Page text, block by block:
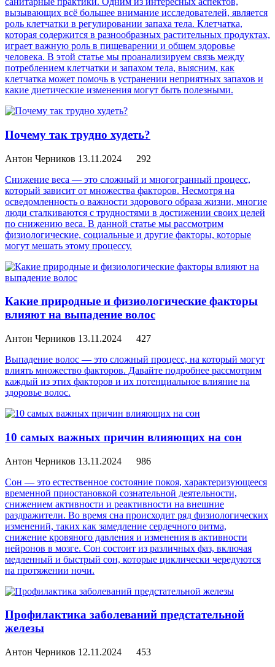
вызывающих всё большее внимание исследователей, является
роль клетчатки в регулировании запаха тела. Клетчатка,
которая содержится в разнообразных растительных продуктах,
играет важную роль в пищеварении и общем здоровье
человека. В этой статье мы проанализируем связь между
потреблением клетчатки и запахом тела, выясним, как
клетчатка может помочь в устранении неприятных запахов и
какие диетические изменения могут быть полезными.
Почему так трудно худеть?
Антон Черников 13.11.2024
292
Снижение веса — это сложный и многогранный процесс,
который зависит от множества факторов. Несмотря на
осведомленность о важности здорового образа жизни, многие
люди сталкиваются с трудностями в достижении своих целей
по снижению веса. В данной статье мы рассмотрим
физиологические, социальные и другие факторы, которые
могут мешать этому процессу.
Какие природные и физиологические факторы
влияют на выпадение волос
Антон Черников 13.11.2024
427
Выпадение волос — это сложный процесс, на который могут
влиять множество факторов. Давайте подробнее рассмотрим
каждый из этих факторов и их потенциальное влияние на
здоровье волос.
10 самых важных причин влияющих на сон
Антон Черников 13.11.2024
986
Сон — это естественное состояние покоя, характеризующееся
временной приостановкой сознательной деятельности,
снижением активности и реактивности на внешние
раздражители. Во время сна происходит ряд физиологических
изменений, таких как замедление сердечного ритма,
снижение кровяного давления и изменения в активности
нейронов в мозге. Сон состоит из различных фаз, включая
медленный и быстрый сон, которые циклически чередуются
на протяжении ночи.
Профилактика заболеваний предстательной
железы
Антон Черников 12.11.2024
453